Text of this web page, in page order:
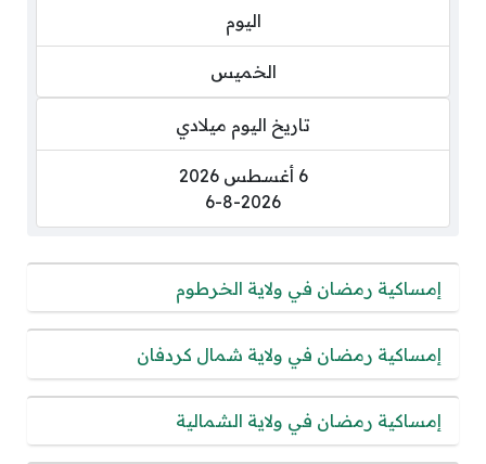
اليوم
الخميس
تاريخ اليوم ميلادي
6 أغسطس 2026
6-8-2026
إمساكية رمضان في ولاية الخرطوم
إمساكية رمضان في ولاية شمال كردفان
إمساكية رمضان في ولاية الشمالية